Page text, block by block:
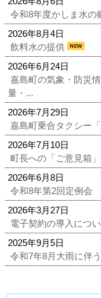
令和8年度かしま水の
2026年8月4日
飲料水の提供
2026年6月24日
嘉島町の気象・防災
量・...
2026年7月29日
嘉島町乗合タクシー
2026年7月10日
町長への「ご意見箱」
2026年6月8日
令和8年第2回定例会
2026年3月27日
電子契約の導入につ
2025年9月5日
令和7年8月大雨に伴